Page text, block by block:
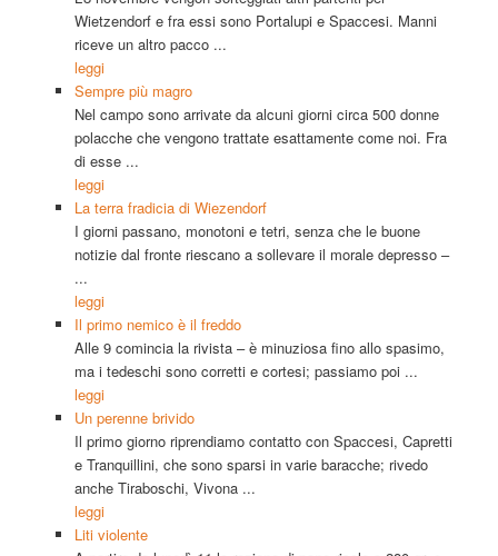
Wietzendorf e fra essi sono Portalupi e Spaccesi. Manni
riceve un altro pacco ...
leggi
Sempre più magro
Nel campo sono arrivate da alcuni giorni circa 500 donne
polacche che vengono trattate esattamente come noi. Fra
di esse ...
leggi
La terra fradicia di Wiezendorf
I giorni passano, monotoni e tetri, senza che le buone
notizie dal fronte riescano a sollevare il morale depresso –
...
leggi
Il primo nemico è il freddo
Alle 9 comincia la rivista – è minuziosa fino allo spasimo,
ma i tedeschi sono corretti e cortesi; passiamo poi ...
leggi
Un perenne brivido
Il primo giorno riprendiamo contatto con Spaccesi, Capretti
e Tranquillini, che sono sparsi in varie baracche; rivedo
anche Tiraboschi, Vivona ...
leggi
Liti violente